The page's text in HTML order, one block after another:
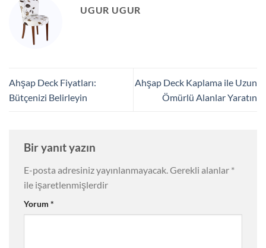
UGUR UGUR
Ahşap Deck Fiyatları:
Bütçenizi Belirleyin
Ahşap Deck Kaplama ile Uzun
Ömürlü Alanlar Yaratın
Bir yanıt yazın
E-posta adresiniz yayınlanmayacak.Gerekli alanlar *
ile işaretlenmişlerdir
Yorum *